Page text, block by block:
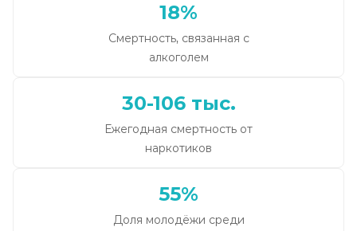
18%
Смертность, связанная с
алкоголем
30-106 тыс.
Ежегодная смертность от
наркотиков
55%
Доля молодёжи среди